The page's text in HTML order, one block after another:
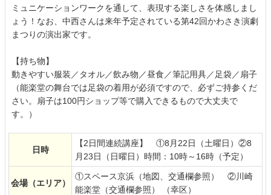
ミュニケーションワークを通して、表現する楽しさを体感しまし
ょう！なお、中西さんは来年予定されている第42回かわさき演劇
まつりの演出家です。
【持ち物】
動きやすい服装／タオル／飲み物／昼食／筆記用具／足袋／扇子
（能楽堂の舞台では足袋の着用が必須ですので、必ずご持参くだ
さい。扇子は100円ショップ等で購入できるもので大丈夫で
す。）
日時
【2日間連続講座】 ①8月22日（土曜日）②8
月23日（日曜日）時間：10時～16時（予定）
会場（エリア）
①スペース京浜（地図、交通欄参照） ②川崎
能楽堂（交通欄参照） （幸区）